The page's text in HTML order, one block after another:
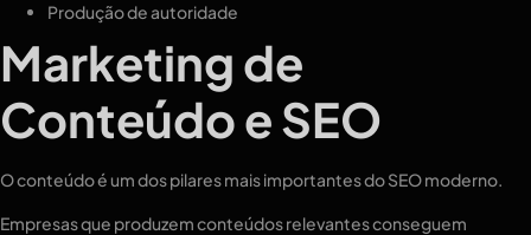
Produção de autoridade
Marketing de
Conteúdo e SEO
O conteúdo é um dos pilares mais importantes do SEO moderno.
Empresas que produzem conteúdos relevantes conseguem